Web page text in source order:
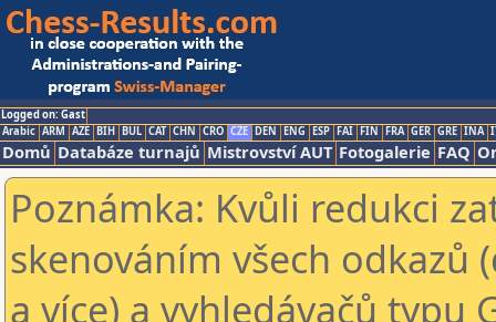
Logged on: Gast
Arabic ARM AZE BIH BUL CAT CHN CRO CZE DEN ENG ESP FAI FIN FRA GER GRE INA
Domů Databáze turnajů Mistrovství AUT Fotogalerie FAQ
Poznámka: Kvůli redukci
skenováním všech odkazů
a více) a vyhledávačů typu